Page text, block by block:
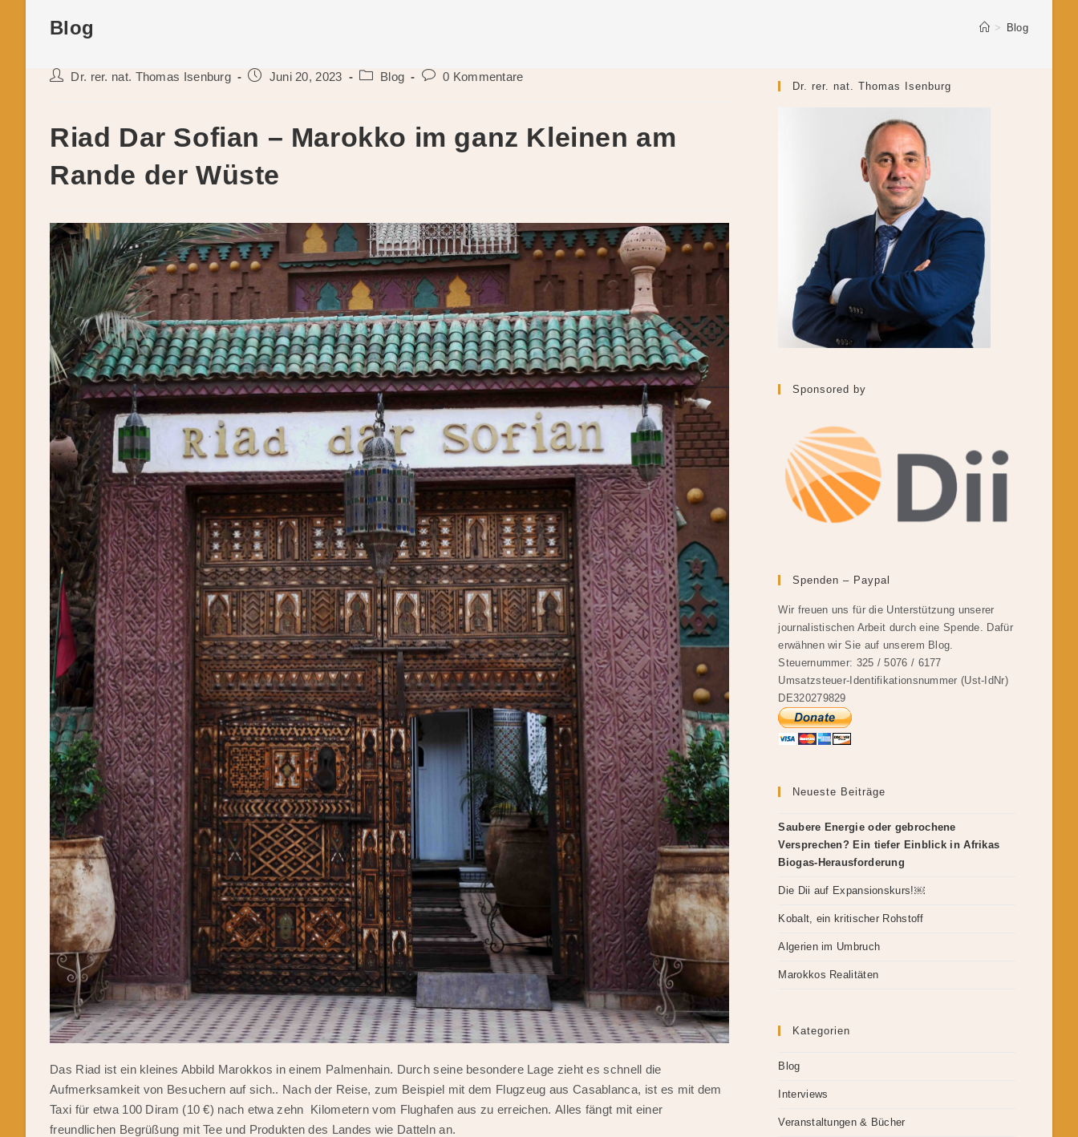
Blog > Blog
Beitrags-
Dr. rer. nat. Thomas Isenburg
BeitragJuni 20, 2023
Beitrags-
Blog
Beitrags-
0 Kommentare
Riad Dar Sofian – Marokko im ganz Kleinen am
Rande der Wüste
Das Riad ist ein kleines Abbild Marokkos in einem Palmenhain. Durch seine besondere Lage zieht es schnell die
Aufmerksamkeit von Besuchern auf sich.. Nach der Reise, zum Beispiel mit dem Flugzeug aus Casablanca, ist es mit dem
Taxi für etwa 100 Diram (10 €) nach etwa zehn Kilometern vom Flughafen aus zu erreichen. Alles fängt mit einer
freundlichen Begrüßung mit Tee und Produkten des Landes wie Datteln an.
Dr. rer. nat. Thomas Isenburg
Sponsored by
Spenden – Paypal
Wir freuen uns für die Unterstützung unserer
journalistischen Arbeit durch eine Spende. Dafür
erwähnen wir Sie auf unserem Blog.
Steuernummer: 325 / 5076 / 6177
Umsatzsteuer-Identifikationsnummer (Ust-IdNr)
DE320279829
Neueste Beiträge
Saubere Energie oder gebrochene
Versprechen? Ein tiefer Einblick in Afrikas
Biogas-Herausforderung
Die Dii auf Expansionskurs!￼
Kobalt, ein kritischer Rohstoff
Algerien im Umbruch
Marokkos Realitäten
Kategorien
Blog
Interviews
Veranstaltungen & Bücher